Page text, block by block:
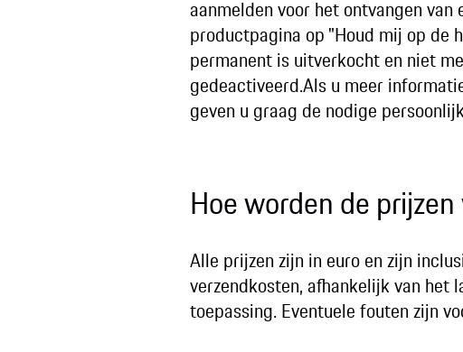
aanmelden voor het ontvangen
productpagina op "Houd mij op de
permanent is uitverkocht en niet
gedeactiveerd.Als u meer
geven u graag de nodige
Hoe worden de
Alle prijzen zijn in euro en zijn
verzendkosten, afhankelijk van het
toepassing. Eventuele fouten zijn